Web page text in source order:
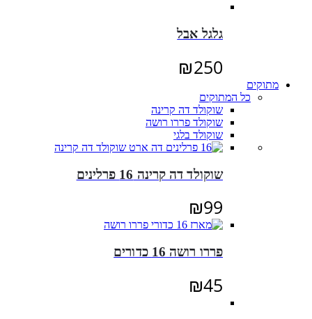
גלגל אבל
₪250
מתוקים
כל המתוקים
שוקולד דה קרינה
שוקולד פררו רושה
שוקולד בלגי
שוקולד דה קרינה 16 פרלינים
₪99
פררו רושה 16 כדורים
₪45